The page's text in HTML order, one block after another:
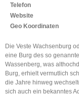
Telefon
Website
Geo Koordinaten
Die Veste Wachsenburg
eine Burg des so
Wassenberg, was
Burg, erhielt vermutlich
die Jahre hinweg
sich auch ein bekanntes